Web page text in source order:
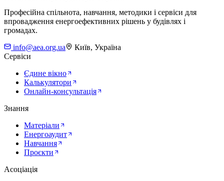
Професійна спільнота, навчання, методики і сервіси для
впровадження енергоефективних рішень у будівлях і
громадах.
info@aea.org.ua
Київ, Україна
Сервіси
Єдине вікно
Калькулятори
Онлайн-консультація
Знання
Матеріали
Енергоаудит
Навчання
Проєкти
Асоціація